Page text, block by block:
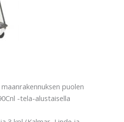
puolen
-tela-alustaisella